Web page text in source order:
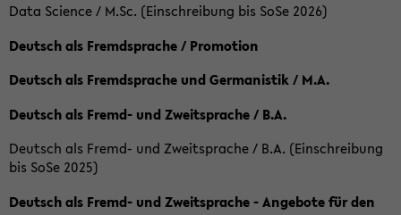
Data Science / M.Sc. (Einschreibung bis SoSe 2026)
Deutsch als Fremdsprache / Promotion
Deutsch als Fremdsprache und Germanistik / M.A.
Deutsch als Fremd- und Zweitsprache / B.A.
Deutsch als Fremd- und Zweitsprache / B.A. (Einschreibung
bis SoSe 2025)
Deutsch als Fremd- und Zweitsprache - Angebote für den